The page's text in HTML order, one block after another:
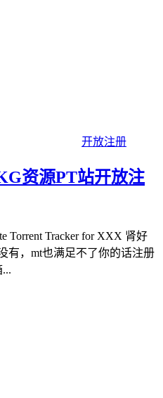
开放注册
资源PT站开放注
Torrent Tracker for XXX 肾好
有，mt也满足不了你的话注册